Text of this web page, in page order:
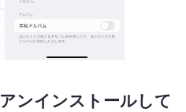
ンインストールして